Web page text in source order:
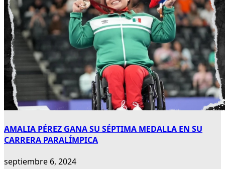
AMALIA PÉREZ GANA SU SÉPTIMA MEDALLA EN SU
CARRERA PARALÍMPICA
septiembre 6, 2024